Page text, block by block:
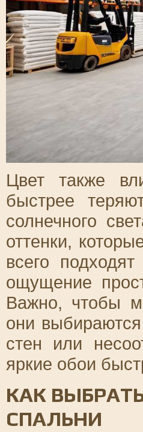
Цвет также
быстрее
солнечного
оттенки,
всего
ощущение
Важно, чтобы
они
стен или
яркие обои
КАК
СПАЛЬНИ